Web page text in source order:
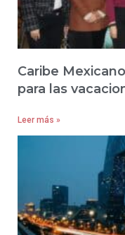
Caribe
para las
Leer más »